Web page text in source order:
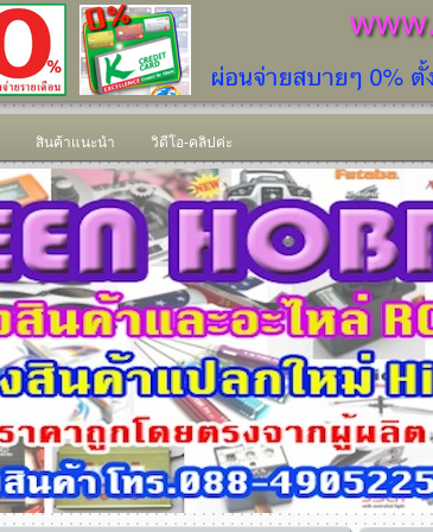
สินค้าแนะนำ วิดีโอ-คลิปค่ะ